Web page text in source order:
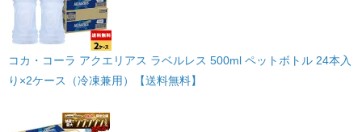
コカ・コーラ アクエリアス ラベルレス 500ml ペットボトル 24本入
り×2ケース（冷凍兼用）【送料無料】